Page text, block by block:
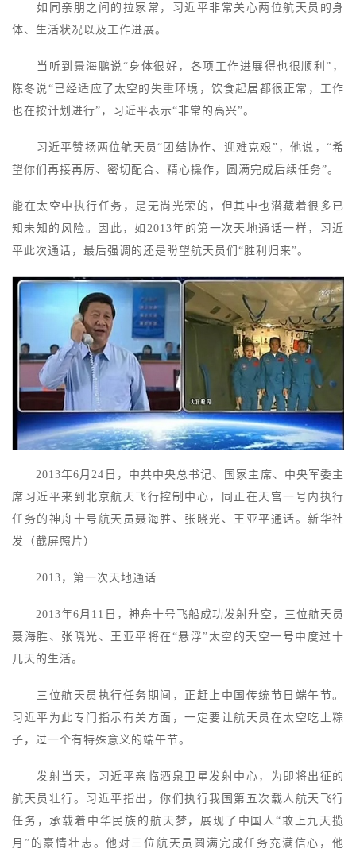
如同亲朋之间的拉家常，习近平非常关心两位航天员的身
体、生活状况以及工作进展。
当听到景海鹏说“身体很好，各项工作进展得也很顺利”，
陈冬说“已经适应了太空的失重环境，饮食起居都很正常，工作
也在按计划进行”，习近平表示“非常的高兴”。
习近平赞扬两位航天员“团结协作、迎难克艰”，他说，“希
望你们再接再厉、密切配合、精心操作，圆满完成后续任务”。
能在太空中执行任务，是无尚光荣的，但其中也潜藏着很多已
知未知的风险。因此，如2013年的第一次天地通话一样，习近
平此次通话，最后强调的还是盼望航天员们“胜利归来”。
2013年6月24日，中共中央总书记、国家主席、中央军委主
席习近平来到北京航天飞行控制中心，同正在天宫一号内执行
任务的神舟十号航天员聂海胜、张晓光、王亚平通话。新华社
发（截屏照片）
2013，第一次天地通话
2013年6月11日，神舟十号飞船成功发射升空，三位航天员
聂海胜、张晓光、王亚平将在“悬浮”太空的天空一号中度过十
几天的生活。
三位航天员执行任务期间，正赶上中国传统节日端午节。
习近平为此专门指示有关方面，一定要让航天员在太空吃上粽
子，过一个有特殊意义的端午节。
发射当天，习近平亲临酒泉卫星发射中心，为即将出征的
航天员壮行。习近平指出，你们执行我国第五次载人航天飞行
任务，承载着中华民族的航天梦，展现了中国人“敢上九天揽
月”的豪情壮志。他对三位航天员圆满完成任务充满信心，他